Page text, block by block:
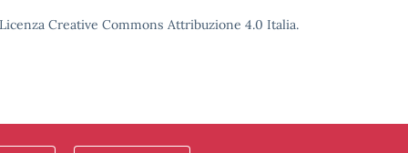
Creative Commons Attribuzione 4.0 Italia.